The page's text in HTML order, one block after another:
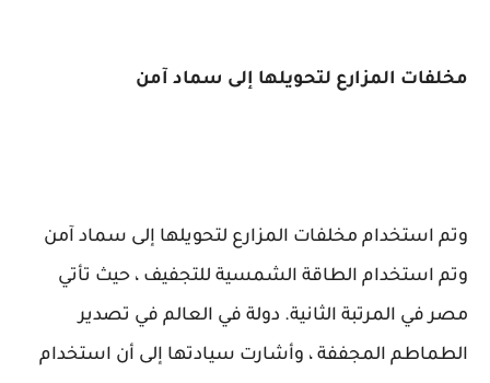
مخلفات المزارع لتحويلها إلى سماد آمن
وتم استخدام مخلفات المزارع لتحويلها إلى سماد آمن
وتم استخدام الطاقة الشمسية للتجفيف ، حيث تأتي
مصر في المرتبة الثانية. دولة في العالم في تصدير
الطماطم المجففة ، وأشارت سيادتها إلى أن استخدام